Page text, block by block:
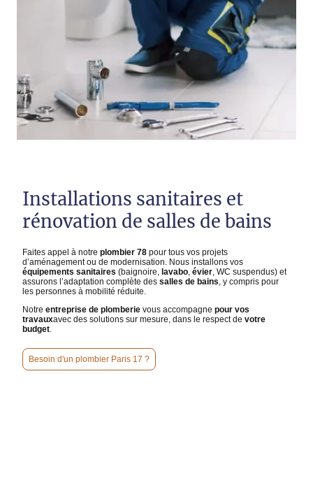
Installations sanitaires et
rénovation de salles de bains
Faites appel à notre plombier 78 pour tous vos projets
d’aménagement ou de modernisation. Nous installons vos
équipements sanitaires (baignoire, lavabo évier , WC suspendus) et
assurons l’adaptation complète des salles de bains , y compris pour
les personnes à mobilité réduite.
Notre entreprise de plomberie vous accompagne pour vos
travauxavec des solutions sur mesure, dans le respect de votre
budget.
Besoin d'un plombier Paris 17 ?